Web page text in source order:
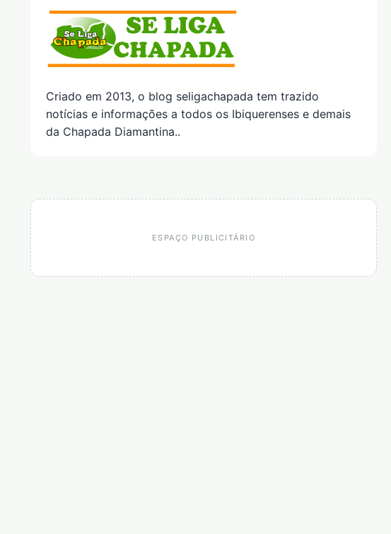
Criado em 2013, o blog seligachapada tem trazido
notícias e informações a todos os Ibiquerenses e demais
da Chapada Diamantina..
ESPAÇO PUBLICITÁRIO